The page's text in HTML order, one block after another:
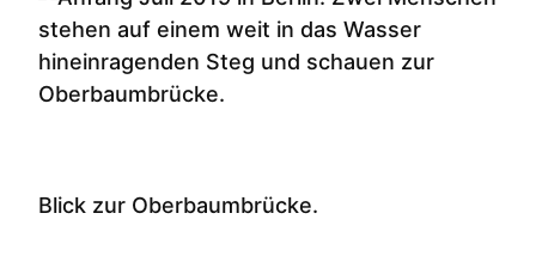
Blick zur Oberbaumbrücke.